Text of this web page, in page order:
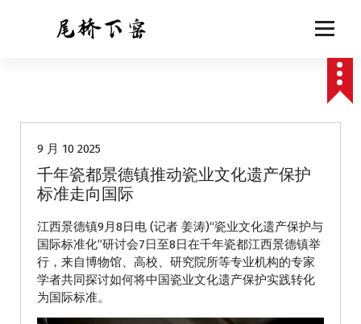
9 月 10 2025
千年瓷都景德镇推动瓷业文化遗产保护
标准走向国际
江西景德镇9月8日电 (记者 姜涛)“瓷业文化遗产保护与
国际标准化”研讨会7日至8日在千年瓷都江西景德镇举
行，来自博物馆、高校、研究院所等专业机构的专家
学者共同探讨如何将中国瓷业文化遗产保护实践转化
为国际标准。